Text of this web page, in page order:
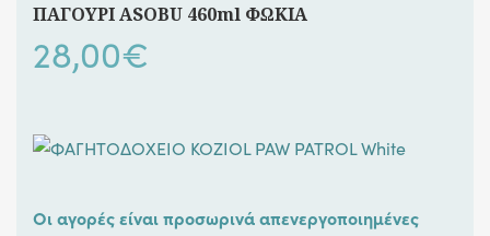
ΠΑΓΟΥΡΙ ASOBU 460ml ΦΩΚΙΑ
28,00€
Οι αγορές είναι προσωρινά απενεργοποιημένες